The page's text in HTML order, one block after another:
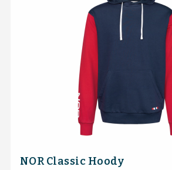
NOR Classic Hoody